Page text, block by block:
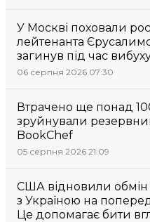
У Москві поховали
лейтенанта
загинув під час
06 серпня 2026 07:30
Втрачено ще понад
зруйнували
BookChef
05 серпня 2026 21:09
США відновили
з Україною на
Це допомагає бити